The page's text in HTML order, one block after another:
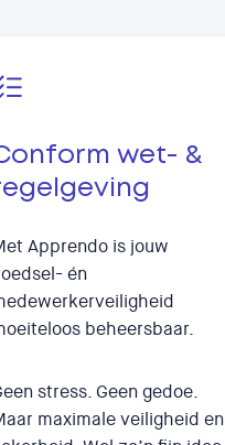
wet- &
Apprendo is jouw
én
beheersbaar.
stress. Geen gedoe.
maximale veiligheid en